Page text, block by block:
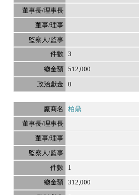
3
512,000
0
柏鼎
1
312,000